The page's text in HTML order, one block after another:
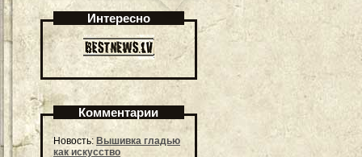
Интересно
Комментарии
Новость: Вышивка гладью
как искусство